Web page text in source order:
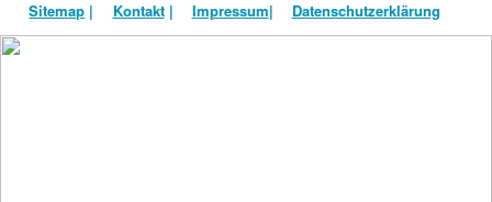
Sitemap | Kontakt| Impressum| Datenschutzerklärung